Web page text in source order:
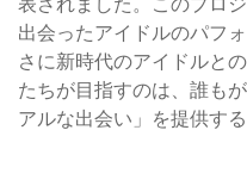
出会ったアイドルのパフ
さに新時代のアイドルと
たちが目指すのは、誰も
アルな出会い」を提供する